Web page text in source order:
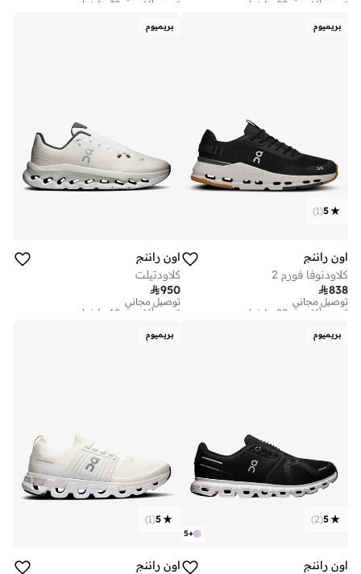
بريميوم
5
(
1
)
اون راننج
كلاودنوفا فورم 2
838
توصيل مجاني
تم بيع أكثر من 20 مؤخرا
بريميوم
اون راننج
كلاودتيلت
950
توصيل مجاني
تم بيع أكثر من 10 مؤخرا
بريميوم
+
5
5
(
2
)
اون راننج
بريميوم
5
(
1
)
اون راننج